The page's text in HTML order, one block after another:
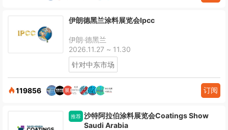
伊朗德黑兰涂料展览会Ipcc
伊朗·德黑兰
2026.11.27 ~ 11.30
针对中东市场
119856 订阅
推荐 沙特阿拉伯涂料展览会Coatings Show
Saudi Arabia